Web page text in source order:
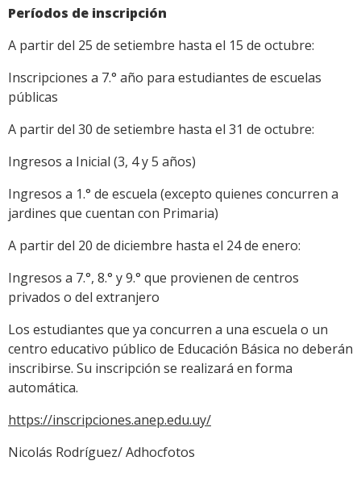
Períodos de inscripción
A partir del 25 de setiembre hasta el 15 de octubre:
Inscripciones a 7.° año para estudiantes de escuelas
públicas
A partir del 30 de setiembre hasta el 31 de octubre:
Ingresos a Inicial (3, 4 y 5 años)
Ingresos a 1.° de escuela (excepto quienes concurren a
jardines que cuentan con Primaria)
A partir del 20 de diciembre hasta el 24 de enero:
Ingresos a 7.°, 8.° y 9.° que provienen de centros
privados o del extranjero
Los estudiantes que ya concurren a una escuela o un
centro educativo público de Educación Básica no deberán
inscribirse. Su inscripción se realizará en forma
automática.
https://inscripciones.anep.edu.uy/
Nicolás Rodríguez/ Adhocfotos